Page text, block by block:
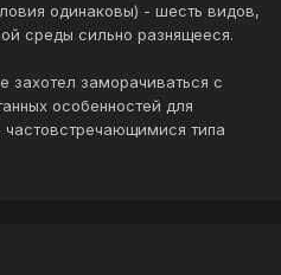
одинаковы) - шесть видов,
среды сильно разнящееся.
захотел заморачиваться с
особенностей для
типа